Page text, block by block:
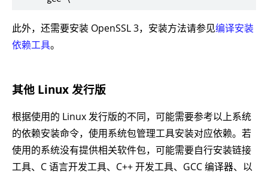
此外，还需要安装 OpenSSL 3，安装方法请参见编译安装
依赖工具。
其他 Linux 发行版
根据使用的 Linux 发行版的不同，可能需要参考以上系统
的依赖安装命令，使用系统包管理工具安装对应依赖。若
使用的系统没有提供相关软件包，可能需要自行安装链接
工具、C 语言开发工具、C++ 开发工具、GCC 编译器、以